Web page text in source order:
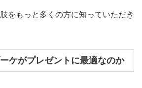
をもっと多くの方に知っていただき
ケがプレゼントに最適なのか